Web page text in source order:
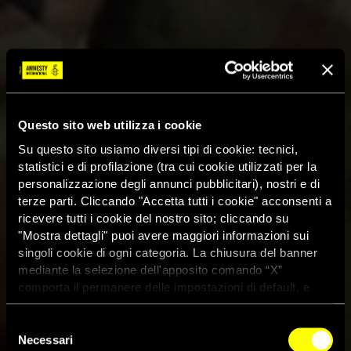
Questo sito web utilizza i cookie
Su questo sito usiamo diversi tipi di cookie: tecnici,
statistici e di profilazione (tra cui cookie utilizzati per la
personalizzazione degli annunci pubblicitari), nostri e di
terze parti. Cliccando "Accetta tutti i cookie" acconsenti a
ricevere tutti i cookie del nostro sito; cliccando su
"Mostra dettagli" puoi avere maggiori informazioni sui
singoli cookie di ogni categoria. La chiusura del banner
mediante la selezione dell'apposito comando “X”
comporta il permanere delle impostazioni di default, e
dunque la continuazione della navigazione con i cookie
dei cookie attivi sul sito clicca
delNecessari